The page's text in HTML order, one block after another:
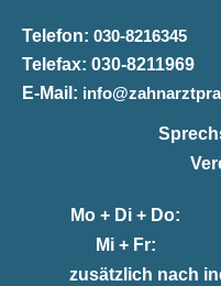
Telefon: 030-8216345
Telefax: 030-8211969
E-Mail:
Mo + Di + Do:
Mi + Fr:
zusätzlich nach